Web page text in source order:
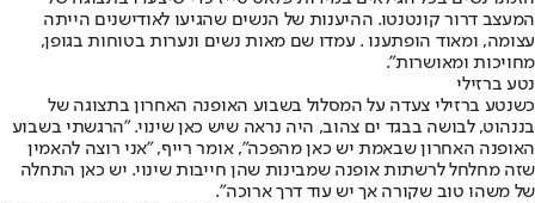
המעצב דרור קונטנטו. ההיענות של הנשים שהגיעו לאודישנים הייתה
עצומה, ומאוד הופתענו . עמדו שם מאות נשים ונערות בטוחות בגופן,
מחויכות ומאושרות".
נטע ברזילי
כשנטע ברזילי צעדה על המסלול בשבוע האופנה האחרון בתצוגה של
בננהוט, לבושה בבגד ים צהוב, היה נראה שיש כאן שינוי. "הרגשתי בשבוע
האופנה האחרון שבאמת יש כאן מהפכה", אומר רייף, "אני רוצה להאמין
שזה מחלחל לרשתות אופנה שמבינות שהן חייבות שינוי. יש כאן התחלה
של משהו טוב שקורה אך יש עוד דרך ארוכה".